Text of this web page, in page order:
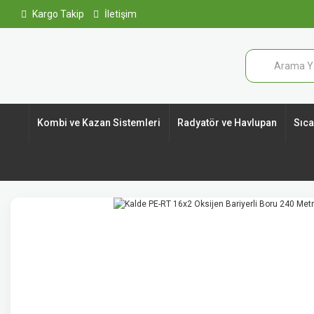
Kargo Takip İletişim
Kombi ve Kazan Sistemleri Radyatör ve Havlupan